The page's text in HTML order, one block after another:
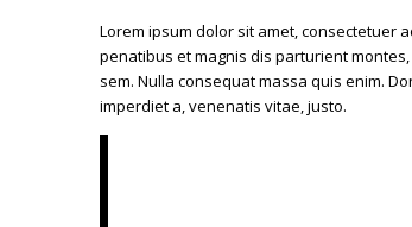
Lorem ipsum dolor sit amet, consectetuer
penatibus et magnis dis parturient
sem. Nulla consequat massa quis enim.
imperdiet a, venenatis vitae, justo.